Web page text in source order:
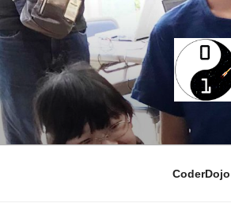
ン
テ
へ
ス
キ
CoderDojo